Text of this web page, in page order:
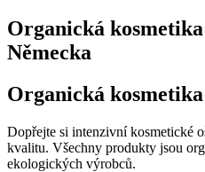
Organická
Německa
Organická
Dopřejte si intenzivní kosmetické
kvalitu. Všechny produkty jsou
ekologických výrobců.